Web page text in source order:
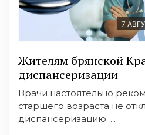
7
Жителям брянской
диспансеризации
Врачи настоятельно
старшего возраста не
диспансеризацию. ...